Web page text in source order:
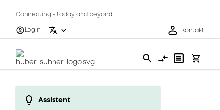
Connecting - today and beyond
Login
Kontakt
Assistent